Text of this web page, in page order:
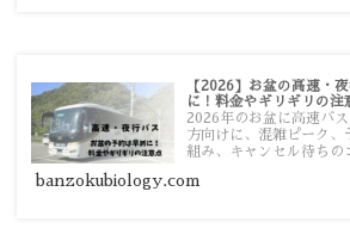
【2026】お盆の高速・
に！料金やギリギリの注
2026年のお盆に高速バ
方向けに、混雑ピーク
組み、キャンセル待ちの
banzokubiology.com